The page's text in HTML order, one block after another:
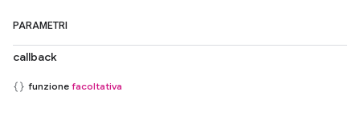
PARAMETRI
callback
funzione facoltativa